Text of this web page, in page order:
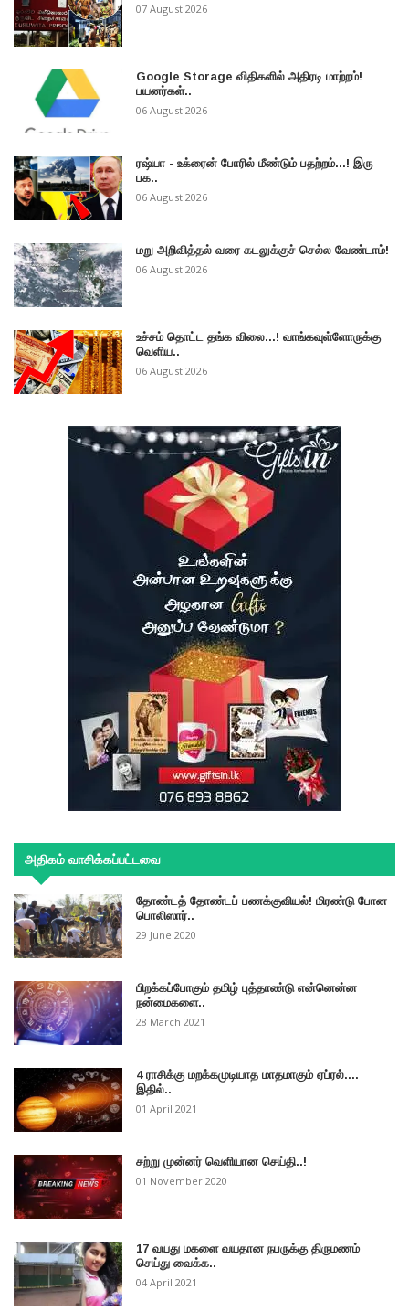
07 August 2026
Google Storage விதிகளில் அதிரடி மாற்றம்!
பயனர்கள்..
06 August 2026
ரஷ்யா - உக்ரைன் போரில் மீண்டும் பதற்றம்...! இரு
பக..
06 August 2026
மறு அறிவித்தல் வரை கடலுக்குச் செல்ல வேண்டாம்!
06 August 2026
உச்சம் தொட்ட தங்க விலை...! வாங்கவுள்ளோருக்கு
வெளிய..
06 August 2026
அதிகம் வாசிக்கப்பட்டவை
தோண்டத் தோண்டப் பணக்குவியல்! மிரண்டு போன
பொலிஸார்..
29 June 2020
பிறக்கப்போகும் தமிழ் புத்தாண்டு என்னென்ன
நன்மைகளை..
28 March 2021
4 ராசிக்கு மறக்கமுடியாத மாதமாகும் ஏப்ரல்....
இதில்..
01 April 2021
சற்று முன்னர் வெளியான செய்தி..!
01 November 2020
17 வயது மகளை வயதான நபருக்கு திருமணம்
செய்து வைக்க..
04 April 2021